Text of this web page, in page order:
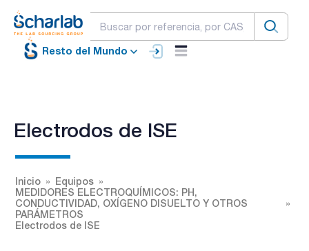
Resto del Mundo
Electrodos de ISE
Inicio
Equipos
MEDIDORES ELECTROQUÍMICOS: PH,
CONDUCTIVIDAD, OXÍGENO DISUELTO Y OTROS
PARÁMETROS
Electrodos de ISE